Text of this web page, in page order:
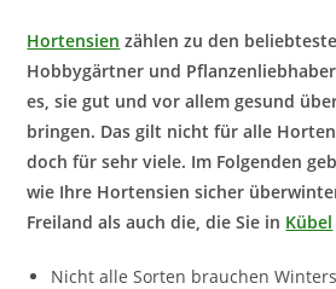
Hortensien zählen zu den
Hobbygärtner und
es, sie gut und vor allem gesund
bringen. Das gilt nicht für alle
doch für sehr viele. Im Folgenden
wie Ihre Hortensien sicher
Freiland als auch die, die Sie in Kübel
Nicht alle Sorten brauchen